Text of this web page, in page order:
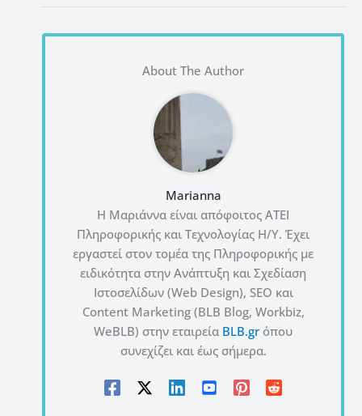
About The Author
Marianna
Η Μαριάννα είναι απόφοιτος ΑΤΕΙ
Πληροφορικής και Τεχνολογίας Η/Υ. Έχει
εργαστεί στον τομέα της Πληροφορικής με
ειδικότητα στην Ανάπτυξη και Σχεδίαση
Ιστοσελίδων (Web Design), SEO και
Content Marketing (BLB Blog, Workbiz,
WeBLB) στην εταιρεία BLB.gr όπου
συνεχίζει και έως σήμερα.